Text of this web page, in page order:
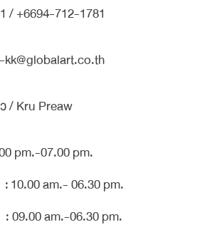
/ +6694-712-1781
/ Kru Preaw
pm.-07.00 pm.
am.- 06.30 pm.
am.-06.30 pm.